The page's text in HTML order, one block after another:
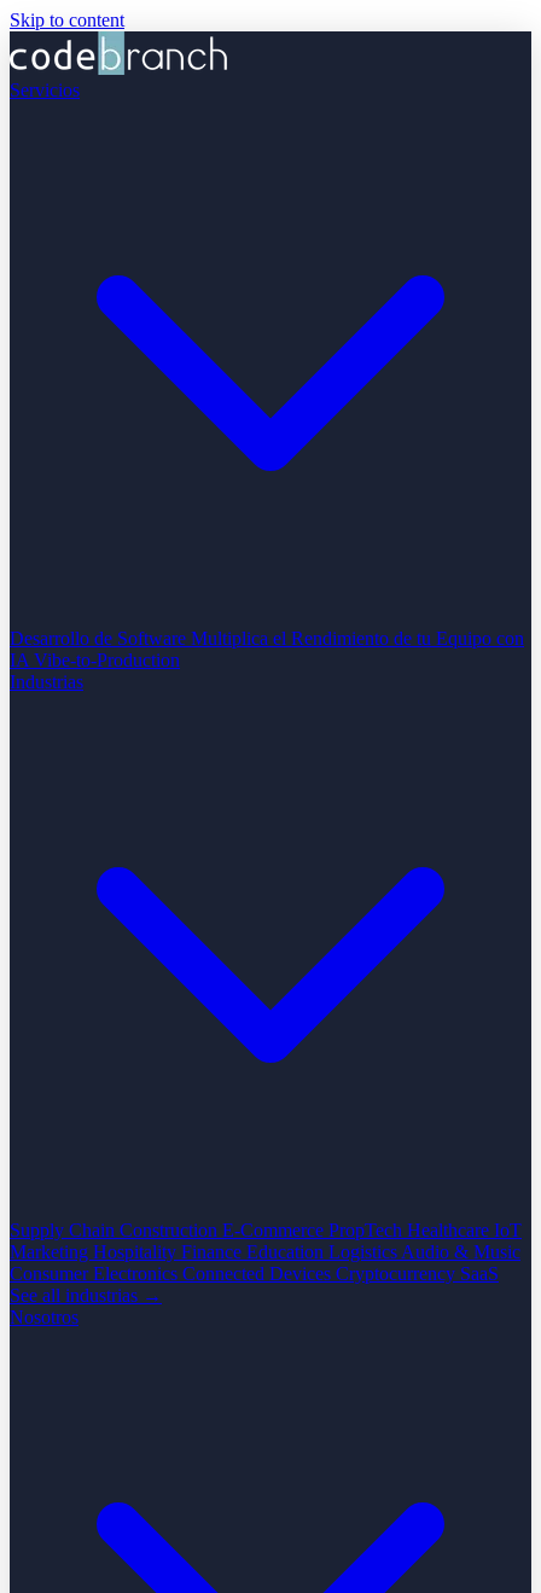
Skip to content
Servicios
Desarrollo de Software Multiplica el Rendimiento de tu Equipo con
IA Vibe-to-Production
Industrias
Supply Chain Construction E-Commerce PropTech Healthcare IoT
Marketing Hospitality Finance Education Logistics Audio & Music
Consumer Electronics Connected Devices Cryptocurrency SaaS
See all industrias →
Nosotros